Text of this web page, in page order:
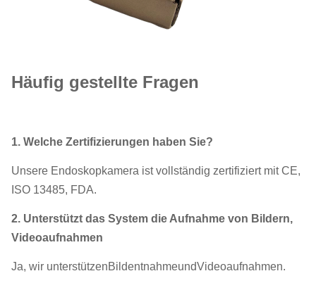
Häufig gestellte Fragen
1. Welche Zertifizierungen haben Sie?
Unsere Endoskopkamera ist vollständig zertifiziert mit CE,
ISO 13485, FDA.
2. Unterstützt das System die Aufnahme von Bildern,
Videoaufnahmen
Ja, wir unterstützenBildentnahmeundVideoaufnahmen.